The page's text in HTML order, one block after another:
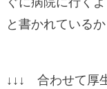
と書かれている
↓↓↓ 合わせて厚